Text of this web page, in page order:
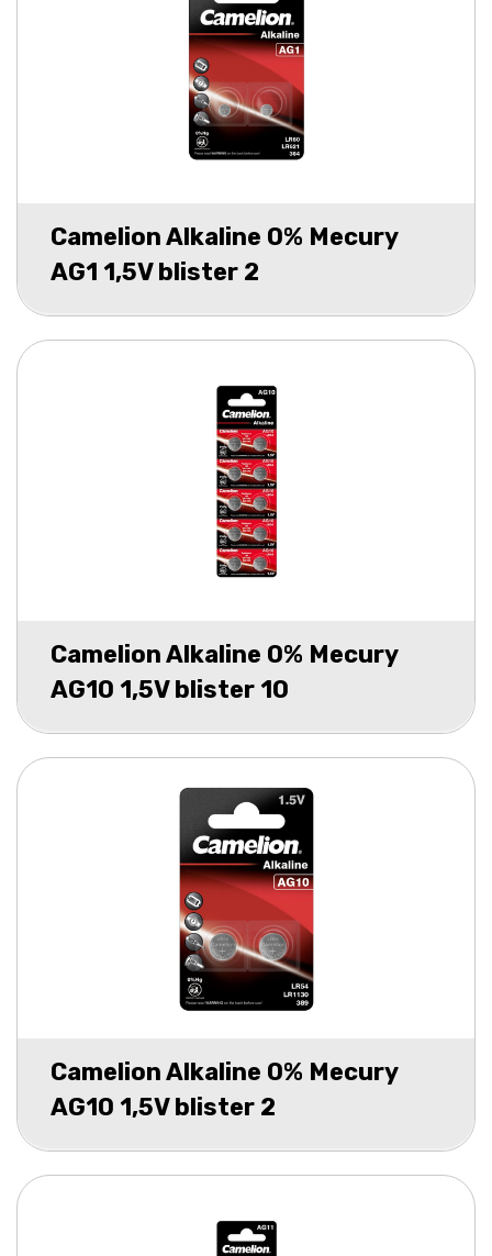
Camelion Alkaline 0% Mecury
AG1 1,5V blister 2
Camelion Alkaline 0% Mecury
AG10 1,5V blister 10
Camelion Alkaline 0% Mecury
AG10 1,5V blister 2